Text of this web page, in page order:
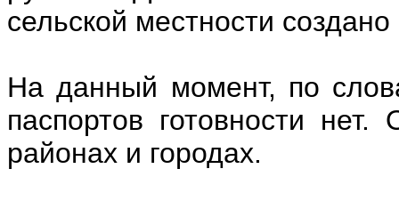
сельской местности
На данный момент, по
паспортов готовности
районах и городах.